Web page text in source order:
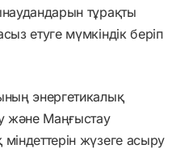
тұрақты
етуге мүмкіндік беріп
энергетикалық
және Маңғыстау
жүзеге асыру